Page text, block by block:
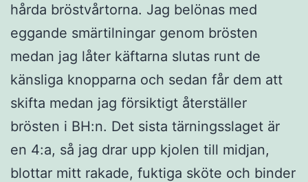
hårda bröstvårtorna. Jag belönas med
eggande smärtilningar genom brösten
medan jag låter käftarna slutas runt de
känsliga knopparna och sedan får dem att
skifta medan jag försiktigt återställer
brösten i BH:n. Det sista tärningsslaget är
en 4:a, så jag drar upp kjolen till midjan,
blottar mitt rakade, fuktiga sköte och binder